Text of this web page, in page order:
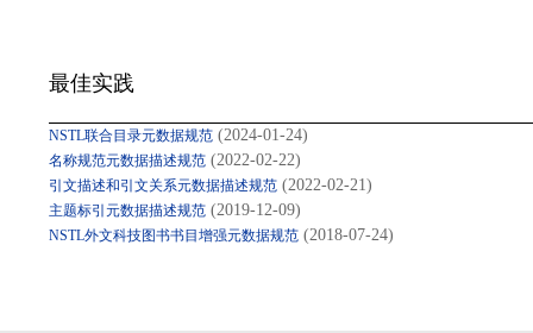
最佳实践
NSTL联合目录元数据规范 (2024-01-24)
名称规范元数据描述规范 (2022-02-22)
引文描述和引文关系元数据描述规范 (2022-02-21)
主题标引元数据描述规范 (2019-12-09)
NSTL外文科技图书书目增强元数据规范 (2018-07-24)